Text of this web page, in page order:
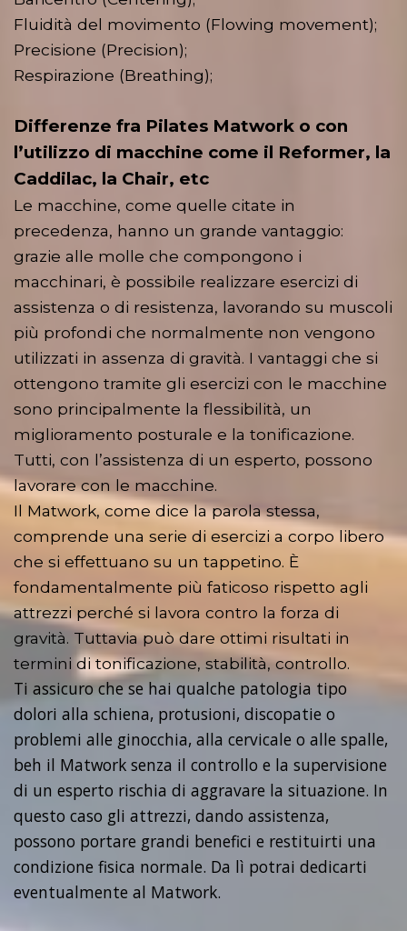
Fluidità del movimento (Flowing movement);
Precisione (Precision);
Respirazione (Breathing);
Differenze fra Pilates Matwork o con
l’utilizzo di macchine come il Reformer, la
Caddilac, la Chair, etc
Le macchine, come quelle citate in
precedenza, hanno un grande vantaggio:
grazie alle molle che compongono i
macchinari, è possibile realizzare esercizi di
assistenza o di resistenza, lavorando su muscoli
più profondi che normalmente non vengono
utilizzati in assenza di gravità. I vantaggi che si
ottengono tramite gli esercizi con le macchine
sono principalmente la flessibilità, un
miglioramento posturale e la tonificazione.
Tutti, con l’assistenza di un esperto, possono
lavorare con le macchine.
Il Matwork, come dice la parola stessa,
comprende una serie di esercizi a corpo libero
che si effettuano su un tappetino. È
fondamentalmente più faticoso rispetto agli
attrezzi perché si lavora contro la forza di
gravità. Tuttavia può dare ottimi risultati in
termini di tonificazione, stabilità, controllo.
Ti assicuro che se hai qualche patologia tipo
dolori alla schiena, protusioni, discopatie o
problemi alle ginocchia, alla cervicale o alle spalle,
beh il Matwork senza il controllo e la supervisione
di un esperto rischia di aggravare la situazione. In
questo caso gli attrezzi, dando assistenza,
possono portare grandi benefici e restituirti una
condizione fisica normale. Da lì potrai dedicarti
eventualmente al Matwork.